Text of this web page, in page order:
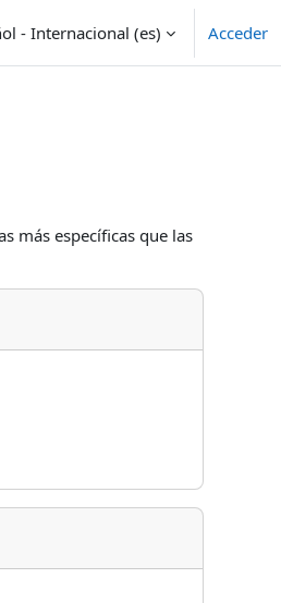
- Internacional ‎(es)‎ Acceder
más específicas que las